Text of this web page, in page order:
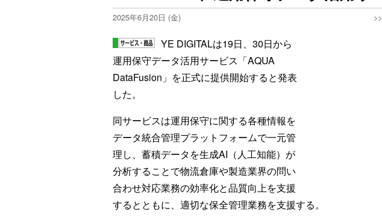
2025年6月20日 (金) >>
YE DIGITALは19日、30日から
運用保守データ活用サービス「AQUA
DataFusion」を正式に提供開始すると発表
した。
同サービスは運用保守に関する各種情報を
データ統合管理プラットフォームで一元管
理し、蓄積データを生成AI（人工知能）が
分析することで物流倉庫や製造業界の問い
合わせ対応業務の効率化と品質向上を支援
するとともに、適切な保全管理業務を支援する。